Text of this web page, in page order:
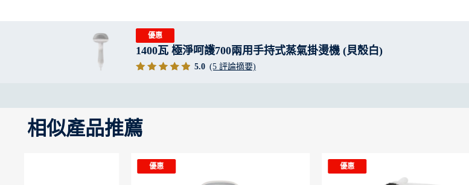
優惠
1400瓦 極淨呵護700兩用手持式蒸氣掛燙機 (貝殼白)
5.0 (5 評論摘要)
相似產品推薦